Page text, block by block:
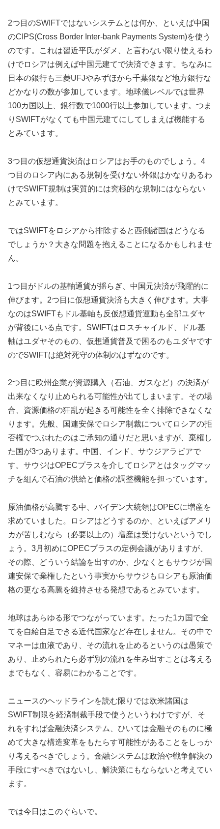
2つ目のSWIFTではないシステムとは何か、といえば中国
のCIPS(Cross Border Inter-bank Payments System)を使う
のです。これは習近平氏がダメ、と言わない限り使えるわ
けでロシアは例えば中国元建てで決済できます。ちなみに
日本の銀行も三菱UFJやみずほから千葉銀など地方銀行な
どかなりの数が参加しています。地球儀レベルでは世界
100カ国以上、銀行数で1000行以上参加しています。つま
りSWIFTがなくても中国元建てにしてしまえば機能する
とみています。
3つ目の仮想通貨決済はロシアはお手のものでしょう。4
つ目のロシア内にある規制を受けない外銀はかなりあるわ
けでSWIFT規制は実質的には究極的な規制にはならない
とみています。
ではSWIFTをロシアから排除すると西側諸国はどうなる
でしょうか？大きな問題を抱えることになるかもしれませ
ん。
1つ目がドルの基軸通貨が揺らぎ、中国元決済が飛躍的に
伸びます。2つ目に仮想通貨決済も大きく伸びます。大事
なのはSWIFTもドル基軸も反仮想通貨運動も全部ユダヤ
が背後にいる点です。SWIFTはロスチャイルド、ドル基
軸はユダヤそのもの、仮想通貨普及で困るのもユダヤです
のでSWIFTは絶対死守の体制のはずなのです。
2つ目に欧州企業が資源購入（石油、ガスなど）の決済が
出来なくなり止められる可能性が出てしまいます。その場
合、資源価格の狂乱が起きる可能性を全く排除できなくな
ります。先般、国連安保でロシア制裁についてロシアの拒
否権でつぶれたのはご承知の通りだと思いますが、棄権し
た国が3つあります。中国、インド、サウジアラビアで
す。サウジはOPECプラスを介してロシアとはタッグマッ
チを組んで石油の供給と価格の調整機能を担っています。
原油価格が高騰する中、バイデン大統領はOPECに増産を
求めていました。ロシアはどうするのか、といえばアメリ
カが苦しむなら（必要以上の）増産は受けないというでし
ょう。3月初めにOPECプラスの定例会議がありますが、
その際、どういう結論を出すのか、少なくともサウジが国
連安保で棄権したという事実からサウジもロシアも原油価
格の更なる高騰を維持させる発想であるとみています。
地球はあらゆる形でつながっています。たった1カ国で全
てを自給自足できる近代国家など存在しません。その中で
マネーは血液であり、その流れを止めるというのは愚策で
あり、止められたら必ず別の流れを生み出すことは考える
までもなく、容易にわかることです。
ニュースのヘッドラインを読む限りでは欧米諸国は
SWIFT制限を経済制裁手段で使うというわけですが、そ
れをすれば金融決済システム、ひいては金融そのものに極
めて大きな構造変革をもたらす可能性があることをしっか
り考えるべきでしょう。金融システムは政治や戦争解決の
手段にすべきではないし、解決策にもならないと考えてい
ます。
では今日はこのぐらいで。